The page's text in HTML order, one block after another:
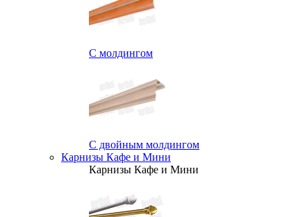
С молдингом
С двойным молдингом
Карнизы Кафе и Мини
Карнизы Кафе и Мини